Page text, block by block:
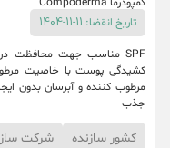
تاریخ انقضا: 11-11-1404
کشیدگی پوست با خاصیت
مرطوب کننده و آبرسان
جذب
کشور سازنده شرکت